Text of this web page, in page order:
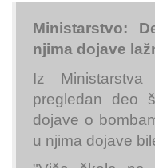
Ministarstvo:
njima dojave
Iz
pregledan deo
dojave o
u njima dojave